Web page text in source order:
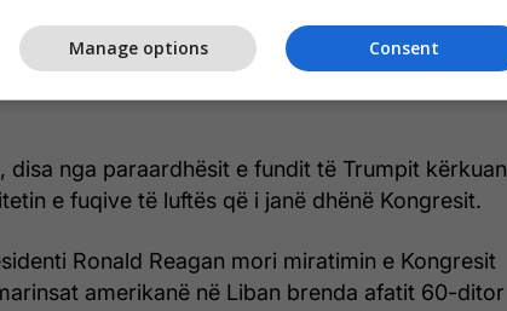
aktual hyri në fuqi.
debat nëse armëpushimi llogaritet apo jo në
disa nga paraardhësit e fundit të Trumpit kërkuan
e fuqive të luftës që i janë dhënë Kongresit.
Ronald Reagan mori miratimin e Kongresit
amerikanë në Liban brenda afatit 60-ditor
Consent
Manage options